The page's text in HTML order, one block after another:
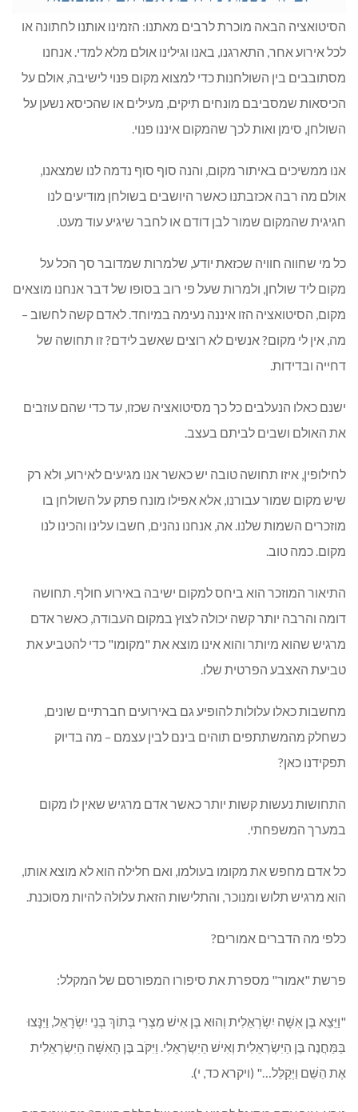
הסיטואציה הבאה מוכרת לרבים מאתנו: הזמינו אותנו לחתונה או
לכל אירוע אחר, התארגנו, באנו וגילינו אולם מלא למדי. אנחנו
מסתובבים בין השולחנות כדי למצוא מקום פנוי לישיבה, אולם על
הכיסאות שמסביבם מונחים תיקים, מעילים או שהכיסא נשען על
השולחן, סימן ואות לכך שהמקום איננו פנוי.
אנו ממשיכים באיתור מקום, והנה סוף סוף נדמה לנו שמצאנו,
אולם מה רבה אכזבתנו כאשר היושבים בשולחן מודיעים לנו
חגיגית שהמקום שמור לבן דודם או לחבר שיגיע עוד מעט.
כל מי שחווה חוויה שכזאת יודע, שלמרות שמדובר סך הכל על
מקום ליד שולחן, ולמרות שעל פי רוב בסופו של דבר אנחנו מוצאים
מקום, הסיטואציה הזו איננה נעימה במיוחד. לאדם קשה לחשוב –
מה, אין לי מקום? אנשים לא רוצים שאשב לידם? זו תחושה של
דחייה ובדידות.
ישנם כאלו הנעלבים כל כך מסיטואציה שכזו, עד כדי שהם עוזבים
את האולם ושבים לביתם בעצב.
לחילופין, איזו תחושה טובה יש כאשר אנו מגיעים לאירוע, ולא רק
שיש מקום שמור עבורנו, אלא אפילו מונח פתק על השולחן בו
מוזכרים השמות שלנו. אה, אנחנו נהנים, חשבו עלינו והכינו לנו
מקום. כמה טוב.
התיאור המוזכר הוא ביחס למקום ישיבה באירוע חולף. תחושה
דומה והרבה יותר קשה יכולה לצוץ במקום העבודה, כאשר אדם
מרגיש שהוא מיותר והוא אינו מוצא את "מקומו" כדי להטביע את
טביעת האצבע הפרטית שלו.
מחשבות כאלו עלולות להופיע גם באירועים חברתיים שונים,
כשחלק מהמשתתפים תוהים בינם לבין עצמם – מה בדיוק
תפקידנו כאן?
התחושות נעשות קשות יותר כאשר אדם מרגיש שאין לו מקום
במערך המשפחתי.
כל אדם מחפש את מקומו בעולמו, ואם חלילה הוא לא מוצא אותו,
הוא מרגיש תלוש ומנוכר, והתלישות הזאת עלולה להיות מסוכנת.
כלפי מה הדברים אמורים?
פרשת "אמור" מספרת את סיפורו המפורסם של המקלל:
"וַיֵּצֵא בֶּן אִשָּׁה יִשְׂרְאֵלִית וְהוּא בֶּן אִישׁ מִצְרִי בְּתוֹךְ בְּנֵי יִשְׂרָאֵל, וַיִּנָּצוּ
בַּמַּחֲנֶה בֶּן הַיִּשְׂרְאֵלִית וְאִישׁ הַיִּשְׂרְאֵלִי. וַיִּקֹּב בֶּן הָאִשָּׁה הַיִּשְׂרְאֵלִית
אֶת הַשֵּׁם וַיְקַלֵּל…" (ויקרא כד, י).